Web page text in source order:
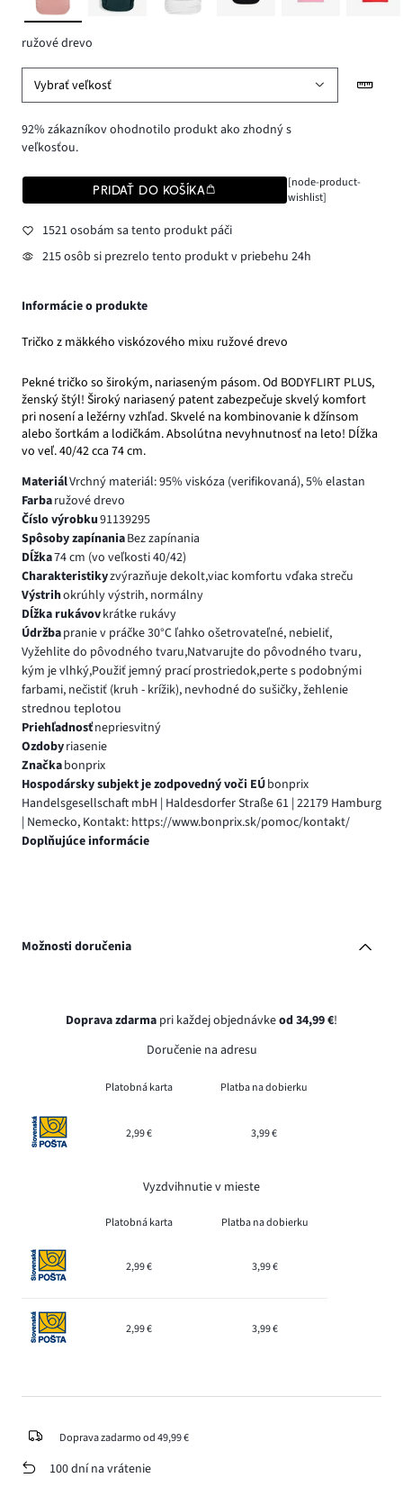
ružové drevo
Vybrať veľkosť
92% zákazníkov ohodnotilo produkt ako zhodný s
veľkosťou.
PRIDAŤ DO KOŠÍKA
[node-product-
wishlist]
1521 osobám sa tento produkt páči
215 osôb si prezrelo tento produkt v priebehu 24h
Informácie o produkte
Tričko z mäkkého viskózového mixu ružové drevo
Pekné tričko so širokým, nariaseným pásom. Od BODYFLIRT PLUS,
ženský štýl! Široký nariasený patent zabezpečuje skvelý komfort
pri nosení a ležérny vzhľad. Skvelé na kombinovanie k džínsom
alebo šortkám a lodičkám. Absolútna nevyhnutnosť na leto! Dĺžka
vo veľ. 40/42 cca 74 cm.
MateriálVrchný materiál: 95% viskóza (verifikovaná), 5% elastan
Farbaružové drevo
Číslo výrobku91139295
Spôsoby zapínaniaBez zapínania
Dĺžka74 cm (vo veľkosti 40/42)
Charakteristikyzvýrazňuje dekolt,viac komfortu vďaka streču
Výstrihokrúhly výstrih, normálny
Dĺžka rukávovkrátke rukávy
Údržbapranie v práčke 30°C ľahko ošetrovateľné, nebieliť,
Vyžehlite do pôvodného tvaru,Natvarujte do pôvodného tvaru,
kým je vlhký,Použiť jemný prací prostriedok,perte s podobnými
farbami, nečistiť (kruh - krížik), nevhodné do sušičky, žehlenie
strednou teplotou
Priehľadnosťnepriesvitný
Ozdobyriasenie
Značkabonprix
Hospodársky subjekt je zodpovedný voči EÚbonprix
Handelsgesellschaft mbH | Haldesdorfer Straße 61 | 22179 Hamburg
| Nemecko, Kontakt: https://www.bonprix.sk/pomoc/kontakt/
Doplňujúce informácie
Možnosti doručenia
Doprava zdarma pri každej objednávkeod 34,99 €!
Doručenie na adresu
Platobná karta Platba na dobierku
2,99 € 3,99 €
Vyzdvihnutie v mieste
Platobná karta Platba na dobierku
2,99 € 3,99 €
2,99 € 3,99 €
Doprava zadarmo od 49,99 €
100 dní na vrátenie